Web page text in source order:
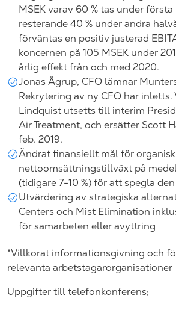
MSEK varav 60 % tas under
resterande 40 % under andra
förväntas en positiv justerad
koncernen på 105 MSEK under
årlig effekt från och med 2020.
Jonas Ågrup, CFO lämnar
Rekrytering av ny CFO har inletts.
Lindquist utsetts till interim
Air Treatment, och ersätter Scott
feb. 2019.
Ändrat finansiellt mål för organisk
nettoomsättningstillväxt på
(tidigare 7-10 %) för att spegla
Utvärdering av strategiska
Centers och Mist Elimination
för samarbeten eller avyttring
*Villkorat informationsgivning och
relevanta arbetstagarorganisationer
Uppgifter till telefonkonferens;